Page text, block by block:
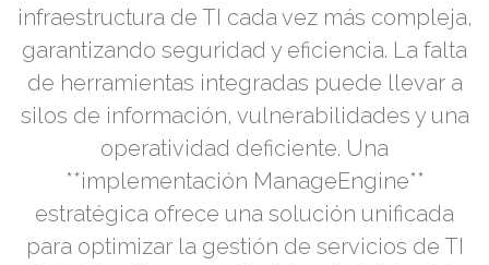
infraestructura de TI cada vez más compleja,
garantizando seguridad y eficiencia. La falta
de herramientas integradas puede llevar a
silos de información, vulnerabilidades y una
operatividad deficiente. Una
**implementación ManageEngine**
estratégica ofrece una solución unificada
para optimizar la gestión de servicios de TI